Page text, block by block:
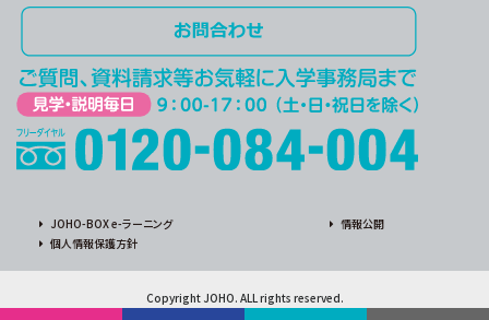
JOHO-BOX e-ラーニング
個人情報保護方針
情報公開
Copyright JOHO. ALL rights reserved.